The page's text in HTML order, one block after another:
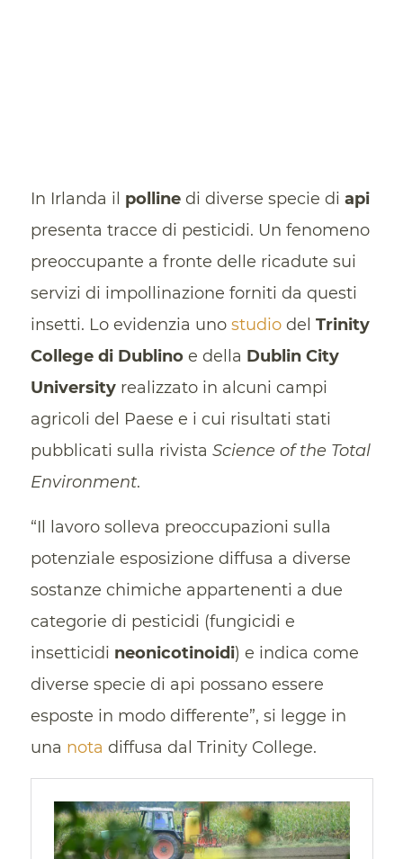
In Irlanda il pollinedi diverse specie di api
presenta tracce di pesticidi. Un fenomeno
preoccupante a fronte delle ricadute sui
servizi di impollinazione forniti da questi
insetti. Lo evidenzia uno studiodel Trinity
College di Dublinoe della Dublin City
Universityrealizzato in alcuni campi
agricoli del Paese e i cui risultati stati
pubblicati sulla rivista Science of the Total
Environment.
“Il lavoro solleva preoccupazioni sulla
potenziale esposizione diffusa a diverse
sostanze chimiche appartenenti a due
categorie di pesticidi (fungicidi e
insetticidi neonicotinoidi) e indica come
diverse specie di api possano essere
esposte in modo differente”, si legge in
una nota diffusa dal Trinity College.